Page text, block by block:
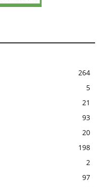
264
5
21
93
20
198
2
97